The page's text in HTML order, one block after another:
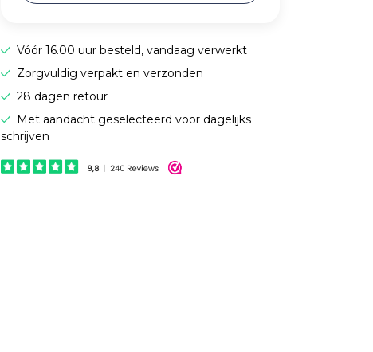
Vóór 16.00 uur besteld, vandaag verwerkt
Zorgvuldig verpakt en verzonden
28 dagen retour
Met aandacht geselecteerd voor dagelijks
schrijven